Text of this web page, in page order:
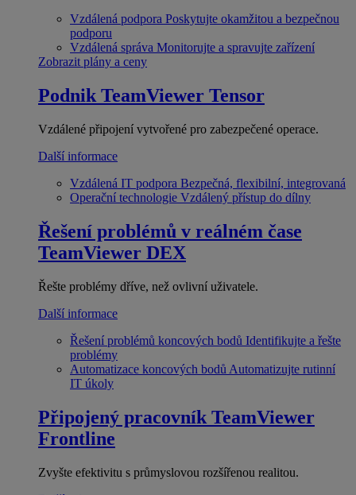
Vzdálená podpora Poskytujte okamžitou a bezpečnou
podporu
Vzdálená správa Monitorujte a spravujte zařízení
Zobrazit plány a ceny
Podnik TeamViewer Tensor
Vzdálené připojení vytvořené pro zabezpečené operace.
Další informace
Vzdálená IT podpora Bezpečná, flexibilní, integrovaná
Operační technologie Vzdálený přístup do dílny
Řešení problémů v reálném čase
TeamViewer DEX
Řešte problémy dříve, než ovlivní uživatele.
Další informace
Řešení problémů koncových bodů Identifikujte a řešte
problémy
Automatizace koncových bodů Automatizujte rutinní
IT úkoly
Připojený pracovník TeamViewer
Frontline
Zvyšte efektivitu s průmyslovou rozšířenou realitou.